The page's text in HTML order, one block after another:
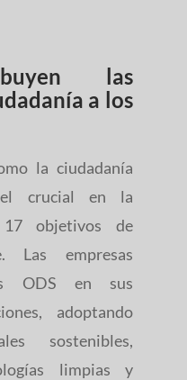
las
a los
la ciudadanía
crucial en la
objetivos de
Las empresas
ODS en sus
adoptando
sostenibles,
limpias y